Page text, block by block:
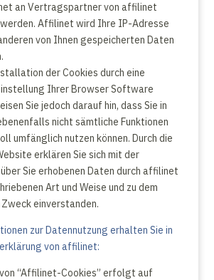
an Vertragspartner von affilinet
Affilinet wird Ihre IP-Adresse
von Ihnen gespeicherten Daten
der Cookies durch eine
Ihrer Browser Software
Sie jedoch darauf hin, dass Sie in
nicht sämtliche Funktionen
umfänglich nutzen können. Durch die
erklären Sie sich mit der
Sie erhobenen Daten durch affilinet
Art und Weise und zu dem
einverstanden.
zur Datennutzung erhalten Sie in
von affilinet:
“Affilinet-Cookies” erfolgt auf